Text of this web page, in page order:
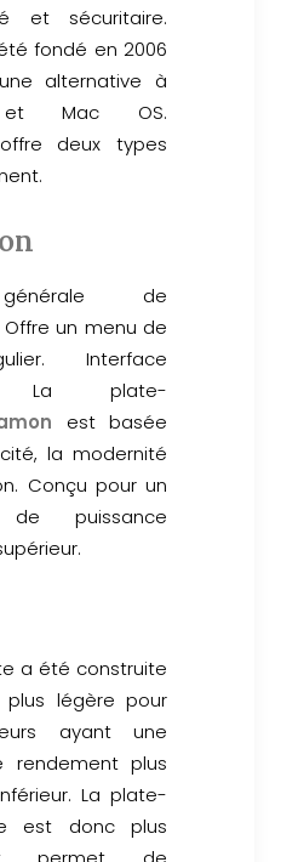
et sécuritaire.
fondé en 2006
alternative à
et Mac OS.
deux types
de
Offre un menu de
Interface
La plate-
est basée
la modernité
Conçu pour un
de puissance
a été construite
légère pour
ayant une
rendement plus
La plate-
est donc plus